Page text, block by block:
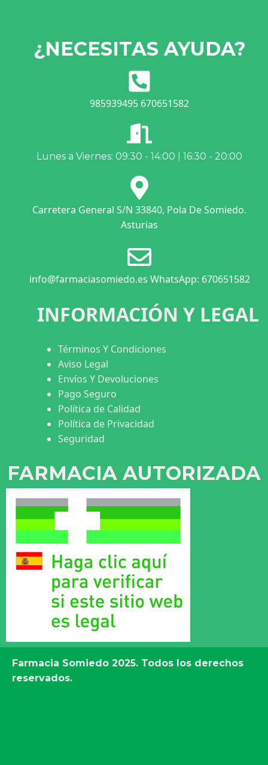
¿NECESITAS AYUDA?
985939495 670651582
Lunes a Viernes: 09:30 - 14:00 | 16:30 - 20:00
Carretera General S/N 33840, Pola De Somiedo.
Asturias
info@farmaciasomiedo.es WhatsApp: 670651582
INFORMACIÓN Y LEGAL
Términos Y Condiciones
Aviso Legal
Envíos Y Devoluciones
Pago Seguro
Política de Calidad
Política de Privacidad
Seguridad
FARMACIA AUTORIZADA
Farmacia Somiedo 2025. Todos los derechos
reservados.